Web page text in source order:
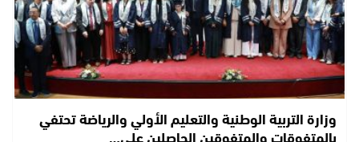
وزارة التربية الوطنية والتعليم الأولي والرياضة تحتفي
بالمتفوقات والمتفوقين الحاصلين على…